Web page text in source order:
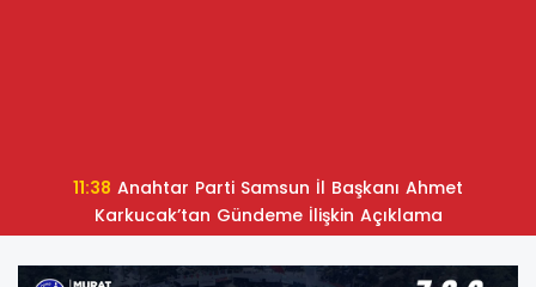
11:38
Karkucak’tan Gündeme İlişkin Açıklama